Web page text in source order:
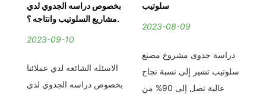
بخصوص دراسه الجدوي لدي
مشاريع السلوتيب وانتاجه ؟.
2023-09-10
الاسئله الشائعه لدي عملائنا
بخصوص دراسه الجدوي لدي
سلوتيب
2023-08-09
دراسة جدوى مشروع مصنع
سلوتيب تشير إلى نسبة نجاح
عالية تصل إلى 90% من